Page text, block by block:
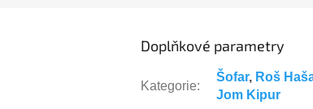
Doplňkové parametry
Kategorie:
Šofar, Roš
Jom Kipur